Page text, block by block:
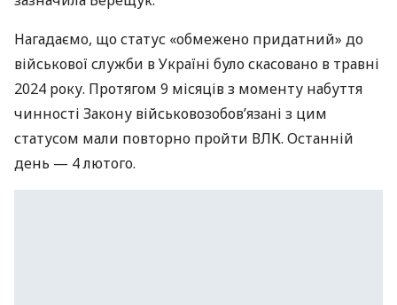
Нагадаємо, що статус «обмежено придатний» до
військової служби в Україні було скасовано в травні
2024 року. Протягом 9 місяців з моменту набуття
чинності Закону військовозобовʼязані з цим
статусом мали повторно пройти ВЛК. Останній
день — 4 лютого.